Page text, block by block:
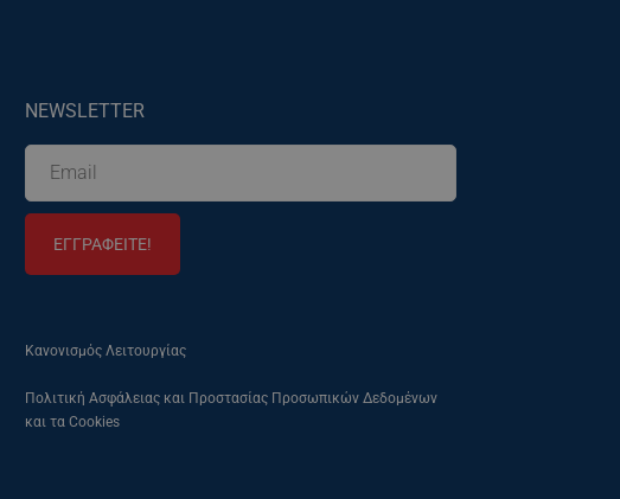
NEWSLETTER
ΕΓΓΡΑΦΕΙΤΕ!
Κανονισμός Λειτουργίας
Πολιτική Ασφάλειας και Προστασίας Προσωπικών Δεδομένων
και τα Cookies